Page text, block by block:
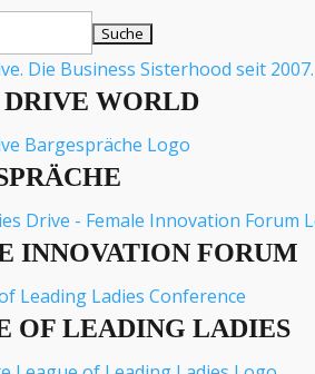
WORLD
INNOVATION FORUM
OF LEADING LADIES